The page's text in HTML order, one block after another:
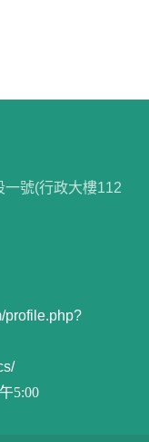
號(行政大樓112
profile.php?
5:00